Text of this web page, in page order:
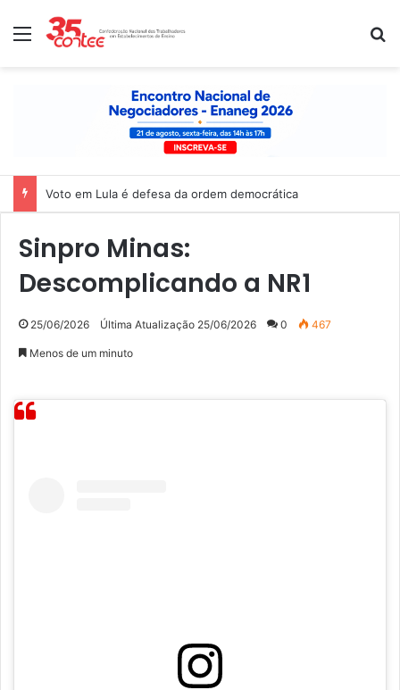
Menu
Voto em Lula é defesa da ordem democrática
Sinpro Minas:
Descomplicando a NR1
25/06/2026 Última Atualização 25/06/2026 0 467
Menos de um minuto